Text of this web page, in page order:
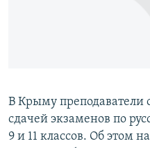
Все сайты RFE/RL
В Крыму преподаватели
сдачей экзаменов по
9 и 11 классов. Об этом